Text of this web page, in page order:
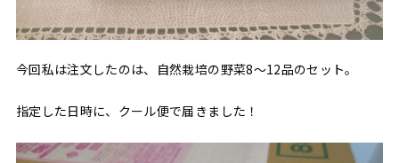
今回私は注文したのは、自然栽培の野菜8〜12品のセット。
指定した日時に、クール便で届きました！